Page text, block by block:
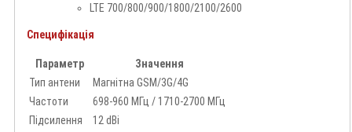
LTE 700/800/900/1800/2100/2600
Специфікація
Параметр
Значення
Тип антени
Магнітна GSM/3G/4G
Частоти
698-960 МГц / 1710-2700 МГц
Підсилення
12 dBi